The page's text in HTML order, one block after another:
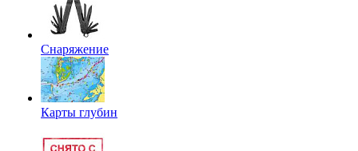
Снаряжение
Карты глубин